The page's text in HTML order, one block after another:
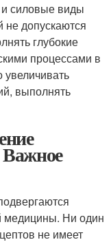
силовые виды
допускаются
глубокие
процессами в
увеличивать
выполнять
медицины. Ни один
не имеет